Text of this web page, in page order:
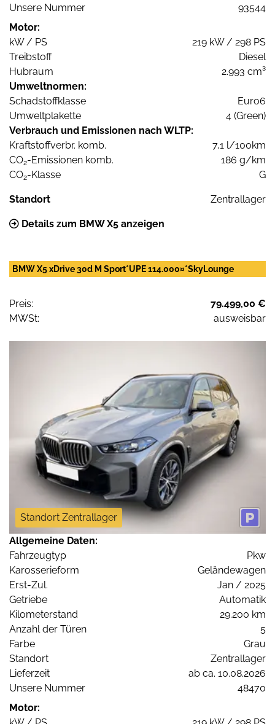
Unsere Nummer
93544
Motor:
kW / PS
219 kW / 298 PS
Treibstoff
Diesel
Hubraum
2.993 cm³
Umweltnormen:
Schadstoffklasse
Euro6
Umweltplakette
4 (Green)
Verbrauch und Emissionen nach WLTP:
Kraftstoffverbr. komb.
7,1 l/100km
CO2-Emissionen komb.
186 g/km
CO2-Klasse G
Standort Zentrallager
Details zum BMW X5 anzeigen
BMW X5 xDrive 30d M Sport*UPE 114.000¤*SkyLounge
Preis:
79.499,00 €
MWSt:
ausweisbar
Standort Zentrallager
Allgemeine Daten:
Fahrzeugtyp
Pkw
Karosserieform
Geländewagen
Erst-Zul.
Jan / 2025
Getriebe
Automatik
Kilometerstand
29.200 km
Anzahl der Türen
5
Farbe
Grau
Standort
Zentrallager
Lieferzeit
ab ca. 10.08.2026
Unsere Nummer
48470
Motor: